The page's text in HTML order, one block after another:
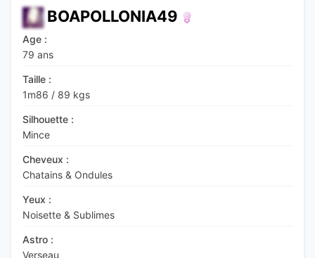
BOAPOLLONIA49
Age :
79 ans
Taille :
1m86 / 89 kgs
Silhouette :
Mince
Cheveux :
Chatains & Ondules
Yeux :
Noisette & Sublimes
Astro :
Verseau